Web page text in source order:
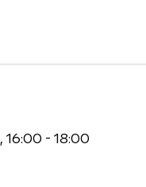
16:00 - 18:00